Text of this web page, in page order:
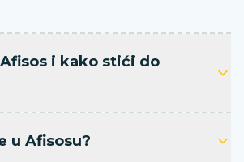
i kako stići do
u Afisosu?